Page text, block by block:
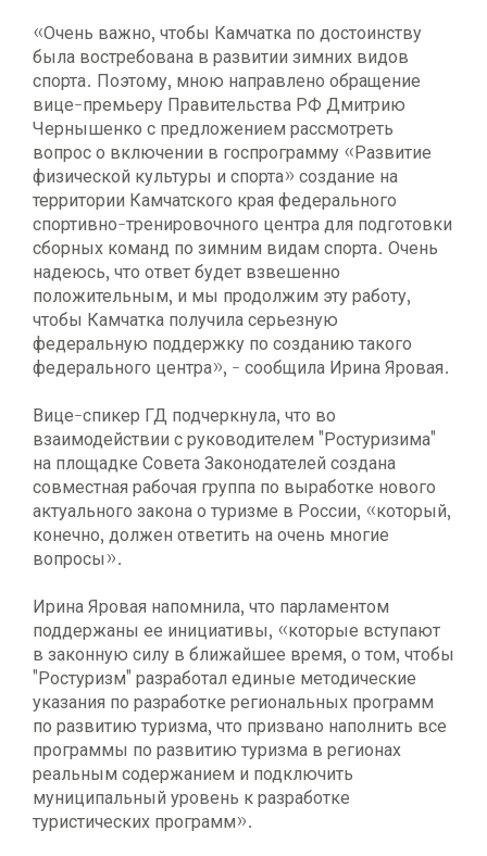
«Очень важно, чтобы Камчатка по достоинству
была востребована в развитии зимних видов
спорта. Поэтому, мною направлено обращение
вице-премьеру Правительства РФ Дмитрию
Чернышенко с предложением рассмотреть
вопрос о включении в госпрограмму «Развитие
физической культуры и спорта» создание на
территории Камчатского края федерального
спортивно-тренировочного центра для подготовки
сборных команд по зимним видам спорта. Очень
надеюсь, что ответ будет взвешенно
положительным, и мы продолжим эту работу,
чтобы Камчатка получила серьезную
федеральную поддержку по созданию такого
федерального центра», - сообщила Ирина Яровая.
Вице-спикер ГД подчеркнула, что во
взаимодействии с руководителем "Ростуризима"
на площадке Совета Законодателей создана
совместная рабочая группа по выработке нового
актуального закона о туризме в России, «который,
конечно, должен ответить на очень многие
вопросы».
Ирина Яровая напомнила, что парламентом
поддержаны ее инициативы, «которые вступают
в законную силу в ближайшее время, о том, чтобы
"Ростуризм" разработал единые методические
указания по разработке региональных программ
по развитию туризма, что призвано наполнить все
программы по развитию туризма в регионах
реальным содержанием и подключить
муниципальный уровень к разработке
туристических программ».